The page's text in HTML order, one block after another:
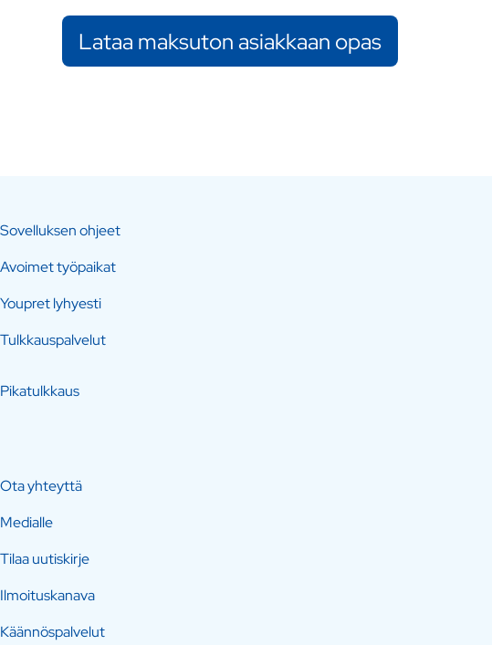
Lataa maksuton asiakkaan opas
Sovelluksen ohjeet
Avoimet työpaikat
Youpret lyhyesti
Tulkkauspalvelut
Pikatulkkaus
Ota yhteyttä
Medialle
Tilaa uutiskirje
Ilmoituskanava
Käännöspalvelut